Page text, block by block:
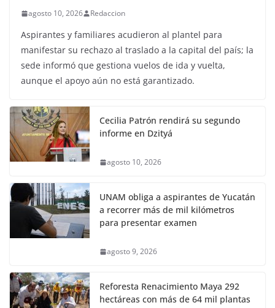
agosto 10, 2026 Redaccion
Aspirantes y familiares acudieron al plantel para
manifestar su rechazo al traslado a la capital del país; la
sede informó que gestiona vuelos de ida y vuelta,
aunque el apoyo aún no está garantizado.
Cecilia Patrón rendirá su segundo
informe en Dzityá
agosto 10, 2026
UNAM obliga a aspirantes de Yucatán
a recorrer más de mil kilómetros
para presentar examen
agosto 9, 2026
Reforesta Renacimiento Maya 292
hectáreas con más de 64 mil plantas